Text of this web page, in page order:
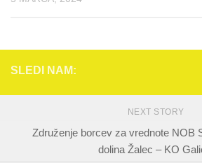
SLEDI NAM:
NEXT STORY
Združenje borcev za vrednote NOB
dolina Žalec – KO